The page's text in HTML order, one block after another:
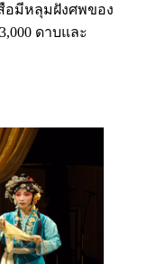
อมีหลุมฝังศพของ
ดาบและ